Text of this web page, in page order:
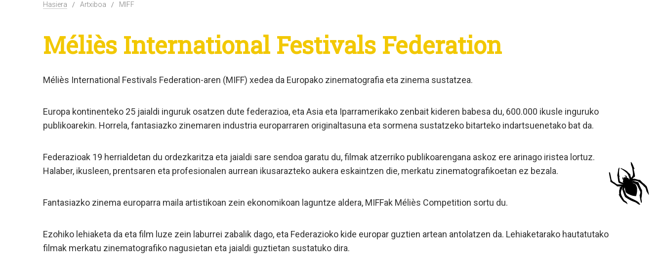
Hasiera Artxiboa MIFF
Méliès International Festivals Federation
Méliès International Festivals Federation-aren (MIFF) xedea da Europako zinematografia eta zinema sustatzea.
Europa kontinenteko 25 jaialdi inguruk osatzen dute federazioa, eta Asia eta Iparramerikako zenbait kideren babesa du, 600.000 ikusle inguruko
publikoarekin. Horrela, fantasiazko zinemaren industria europarraren originaltasuna eta sormena sustatzeko bitarteko indartsuenetako bat da.
Federazioak 19 herrialdetan du ordezkaritza eta jaialdi sare sendoa garatu du, filmak atzerriko publikoarengana askoz ere arinago iristea lortuz.
Halaber, ikusleen, prentsaren eta profesionalen aurrean ikusarazteko aukera eskaintzen die, merkatu zinematografikoetan ez bezala.
Fantasiazko zinema europarra maila artistikoan zein ekonomikoan laguntze aldera, MIFFak Méliès Competition sortu du.
Ezohiko lehiaketa da eta film luze zein laburrei zabalik dago, eta Federazioko kide europar guztien artean antolatzen da. Lehiaketarako hautatutako
filmak merkatu zinematografiko nagusietan eta jaialdi guztietan sustatuko dira.